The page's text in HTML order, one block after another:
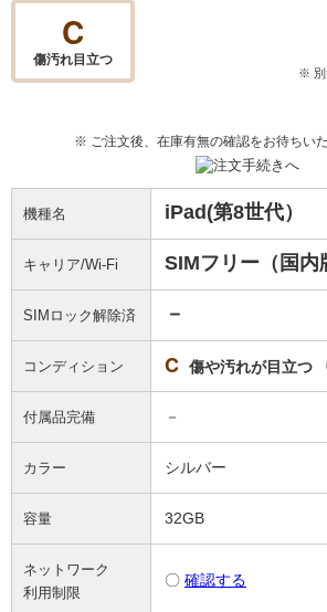
C
傷汚れ目立つ
※ 別
※ ご注文後、在庫有無の確認をお待ちいた
機種名 iPad(第8世代）
キャリア/Wi-Fi SIMフリー（国内
SIMロック解除済 －
コンディション C 傷や汚れが目立つ
付属品完備 －
カラー シルバー
容量 32GB
ネットワーク
利用制限
〇 確認する